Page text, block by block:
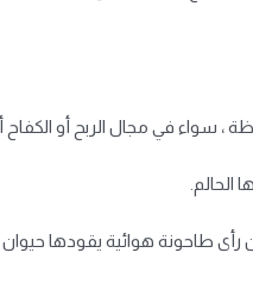
، سواء في مجال الربح أو الكفاح
الحالم.
رأى طاحونة هوائية يقودها